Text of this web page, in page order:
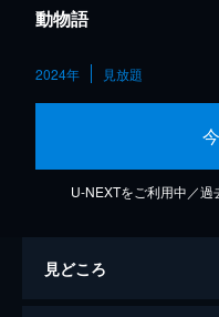
動物語
2024年 見放題
U-NEXTをご利用中／
見どころ